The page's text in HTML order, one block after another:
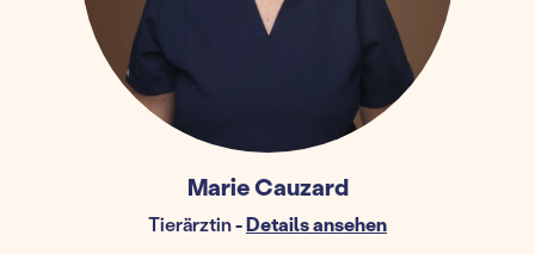
Marie Cauzard
Tierärztin-Details ansehen